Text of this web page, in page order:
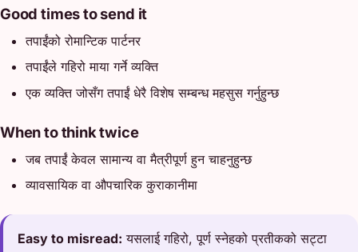
Good times to send it
तपाईंको रोमान्टिक पार्टनर
तपाईंले गहिरो माया गर्ने व्यक्ति
एक व्यक्ति जोसँग तपाईं धेरै विशेष सम्बन्ध महसुस गर्नुहुन्छ
When to think twice
जब तपाईं केवल सामान्य वा मैत्रीपूर्ण हुन चाहनुहुन्छ
व्यावसायिक वा औपचारिक कुराकानीमा
Easy to misread: यसलाई गहिरो, पूर्ण स्नेहको प्रतीकको सट्टा